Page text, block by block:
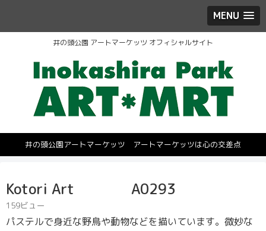
MENU
井の頭公園 アートマーケッツ オフィシャルサイト
井の頭公園アートマーケッツ アートマーケッツは心の交差点
Kotori Art A0293
159ビュー
パステルで身近な野鳥や動物などを描いています。微妙な